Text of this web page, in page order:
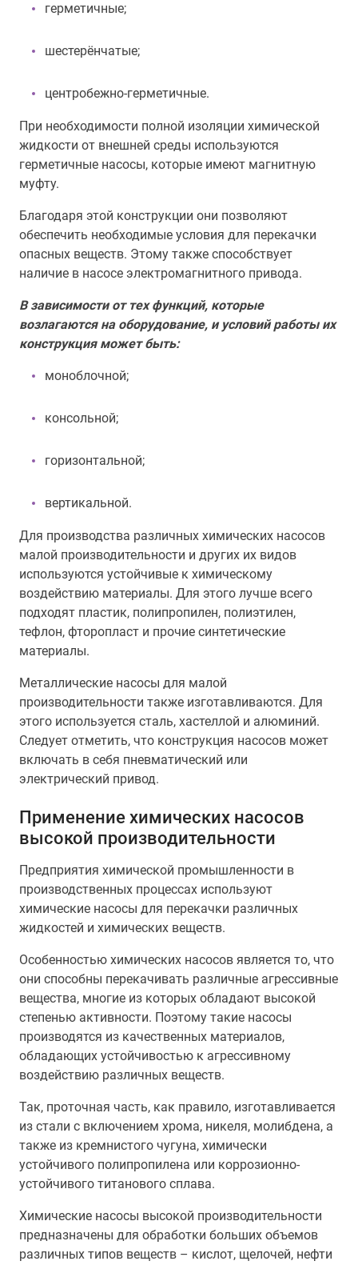
герметичные;
шестерёнчатые;
центробежно-герметичные.
При необходимости полной изоляции химической
жидкости от внешней среды используются
герметичные насосы, которые имеют магнитную
муфту.
Благодаря этой конструкции они позволяют
обеспечить необходимые условия для перекачки
опасных веществ. Этому также способствует
наличие в насосе электромагнитного привода.
В зависимости от тех функций, которые
возлагаются на оборудование, и условий работы их
конструкция может быть:
моноблочной;
консольной;
горизонтальной;
вертикальной.
Для производства различных химических насосов
малой производительности и других их видов
используются устойчивые к химическому
воздействию материалы. Для этого лучше всего
подходят пластик, полипропилен, полиэтилен,
тефлон, фторопласт и прочие синтетические
материалы.
Металлические насосы для малой
производительности также изготавливаются. Для
этого используется сталь, хастеллой и алюминий.
Следует отметить, что конструкция насосов может
включать в себя пневматический или
электрический привод.
Применение химических насосов
высокой производительности
Предприятия химической промышленности в
производственных процессах используют
химические насосы для перекачки различных
жидкостей и химических веществ.
Особенностью химических насосов является то, что
они способны перекачивать различные агрессивные
вещества, многие из которых обладают высокой
степенью активности. Поэтому такие насосы
производятся из качественных материалов,
обладающих устойчивостью к агрессивному
воздействию различных веществ.
Так, проточная часть, как правило, изготавливается
из стали с включением хрома, никеля, молибдена, а
также из кремнистого чугуна, химически
устойчивого полипропилена или коррозионно-
устойчивого титанового сплава.
Химические насосы высокой производительности
предназначены для обработки больших объемов
различных типов веществ – кислот, щелочей, нефти